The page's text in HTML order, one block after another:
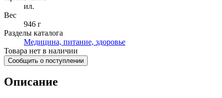
ил.
Вес
946 г
Разделы каталога
Медицина, питание, здоровье
Товара нет в наличии
Сообщить о поступлении
Описание